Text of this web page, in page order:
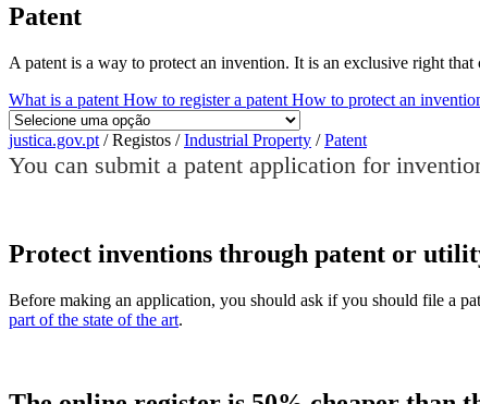
Patent
A patent is a way to protect an invention. It is an exclusive right that
What is a patent How to register a patent How to protect an
justica.gov.pt /Registos /Industrial Property /Patent
You can submit a patent application for
Protect inventions through patent or
Before making an application, you should ask if you should file a
part of the state of the art.